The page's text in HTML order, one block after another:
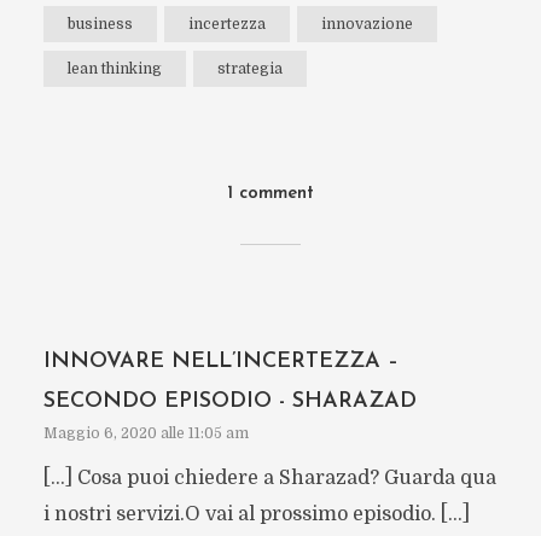
business incertezza innovazione
lean thinking strategia
1 comment
INNOVARE NELL’INCERTEZZA –
SECONDO EPISODIO - SHARAZAD
Maggio 6, 2020 alle 11:05 am
[…] Cosa puoi chiedere a Sharazad? Guarda qua
i nostri servizi.O vai al prossimo episodio. […]